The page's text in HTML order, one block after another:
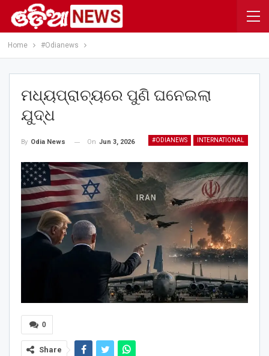
Home #Odianews
ମଧ୍ୟପ୍ରାଚ୍ୟରେ ପୁଣି ଘନେଇଲା
ଯୁଦ୍ଧ
#ODIANEWS INTERNATIONAL
By Odia News On Jun 3, 2026
0
Share